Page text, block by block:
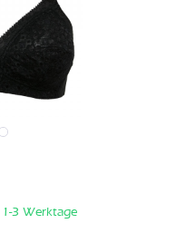
3 Werktage